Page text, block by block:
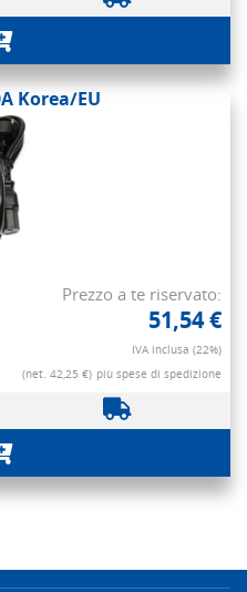
Korea/EU
Prezzo a te riservato:
51,54 €
IVA inclusa (22%)
(net. 42,25 €) più spese di spedizione